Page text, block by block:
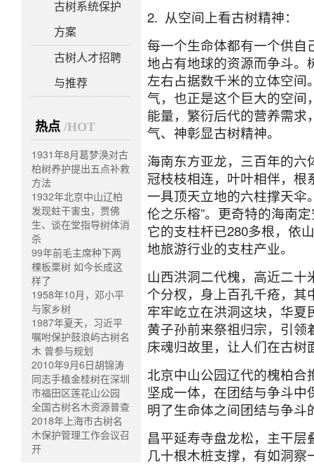
古树系统保护
方案
古树人才招聘
与推荐
热点/HOT
1931年8月葛梦涣对古
柏树养护提出五点补救
方法
1932年北京中山辽柏
发现蛀干害虫，贾佛
生、谈在堂指导树体消
杀
99年前毛主席种下两
棵板栗树 如今长成这
样了
1958年10月，邓小平
与家乡树
1987年夏天，习近平
嘱咐保护鼓浪屿古树名
木 曾参与规划
2010年9月6日胡锦涛
同志手植金桂树在深圳
市福田区莲花山公园
全国古树名木资源普查
2018年上海市古树名
木保护管理工作会议召
开
2. 从空间上看古树精神：
每一个生命体都有一个供
地占有地球的资源而争斗
左右占据数千米的立体空
气，也正是这个巨大的空
能量，繁衍后代的营养需
气、神彰显古树精神。
海南东方亚龙，三百年的
冠枝枝相连，叶叶相伴，
一具顶天立地的六柱撑天伞
伦之乐榕”。更奇特的海南
它的支柱杆已280多根，依
地旅游行业的支柱产业。
山西洪洞二代槐，高近二
个分杈，身上百孔千疮，
牢牢屹立在洪洞这块，华
黄子孙前来祭祖归宗，引
床魂归故里，让人们在古
北京中山公园辽代的槐柏
坚成一体，在团结与争斗
明了生命体之间团结与争斗
昌平延寿寺盘龙松，主干
几十根木桩支撑，有如洞